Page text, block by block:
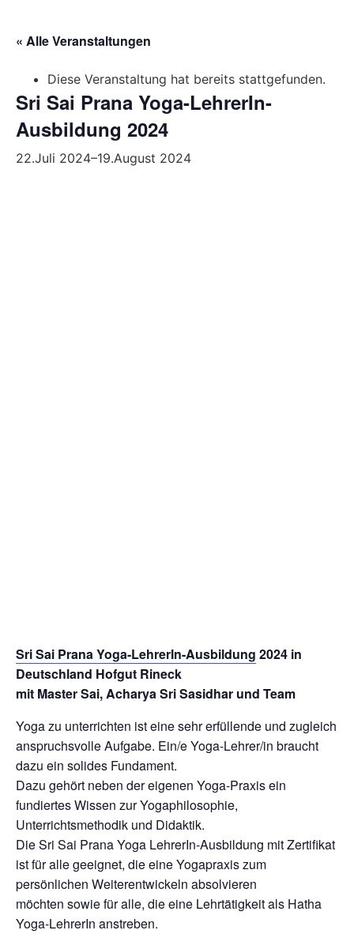
« Alle Veranstaltungen
Diese Veranstaltung hat bereits stattgefunden.
Sri Sai Prana Yoga-LehrerIn-
Ausbildung 2024
22.Juli 2024–19.August 2024
Sri Sai Prana Yoga-LehrerIn-Ausbildung 2024 in
Deutschland Hofgut Rineck
mit Master Sai, Acharya Sri Sasidhar und Team
Yoga zu unterrichten ist eine sehr erfüllende und zugleich
anspruchsvolle Aufgabe. Ein/e Yoga-Lehrer/in braucht
dazu ein solides Fundament.
Dazu gehört neben der eigenen Yoga-Praxis ein
fundiertes Wissen zur Yogaphilosophie,
Unterrichtsmethodik und Didaktik.
Die Sri Sai Prana Yoga LehrerIn-Ausbildung mit Zertifikat
ist für alle geeignet, die eine Yogapraxis zum
persönlichen Weiterentwickeln absolvieren
möchten sowie für alle, die eine Lehrtätigkeit als Hatha
Yoga-LehrerIn anstreben.